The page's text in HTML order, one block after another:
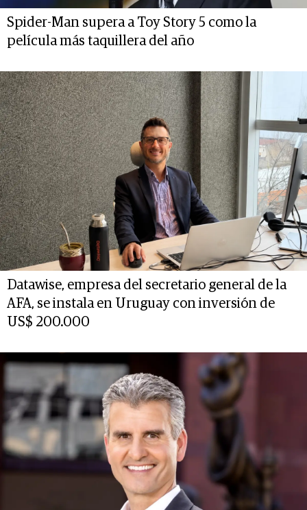
Spider-Man supera a Toy Story 5 como la
película más taquillera del año
Datawise, empresa del secretario general de la
AFA, se instala en Uruguay con inversión de
US$ 200.000